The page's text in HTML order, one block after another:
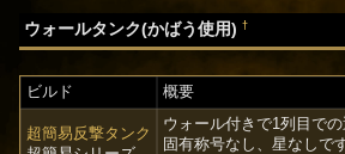
ウォールタンク(かばう使用)†
ビルド 概要
超簡易反撃タンク
ウォール付きで1列目での
固有称号なし、星なしです